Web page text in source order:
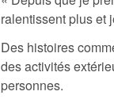
ralentissent plus et
Des histoires
des activités
personnes.